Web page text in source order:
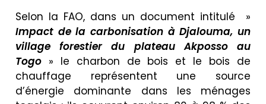
Selon la FAO, dans un document intitulé »
Impact de la carbonisation à Djalouma, un
village forestier du plateau Akposso au
Togo » le charbon de bois et le bois de
chauffage représentent une source
d’énergie dominante dans les ménages